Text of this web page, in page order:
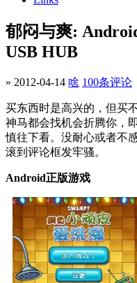
郁闷与爽:
USB HUB
» 2012-04-14 啥 100条评论
买东西时是高兴的，但买
神马都会找机会折腾你，
慎往下看。没耐心或者不
滚到评论框发牢骚。
Android正版游戏